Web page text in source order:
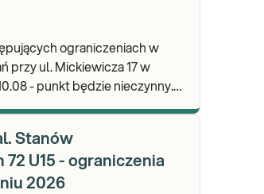
ograniczeniach w
przy ul. Mickiewicza 17 w
Stanów
U15 - ograniczenia
2026